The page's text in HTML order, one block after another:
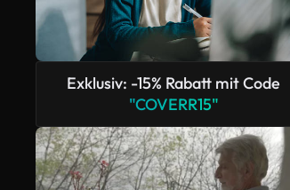
Exklusiv: -15% Rabatt mit Code
"COVERR15"